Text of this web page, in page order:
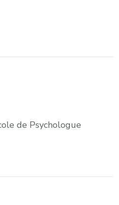
de Psychologue